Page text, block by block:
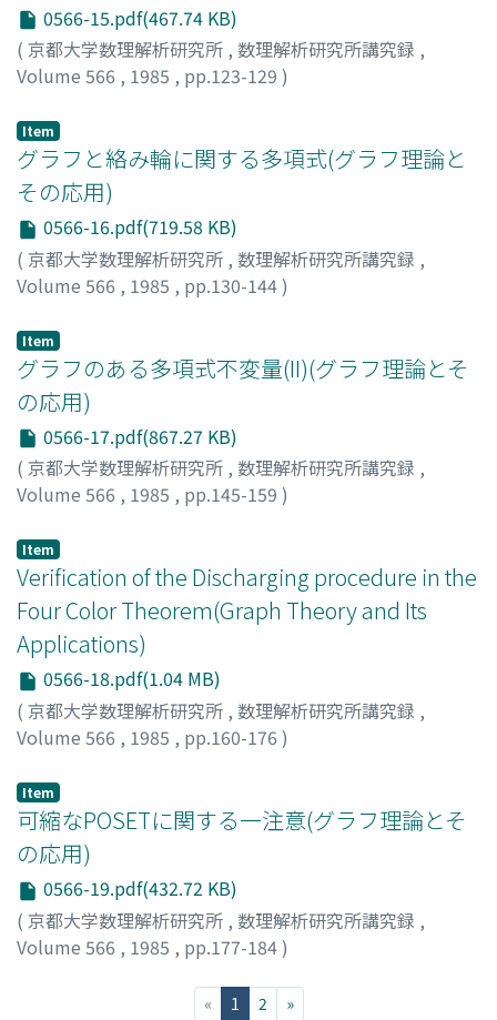
0566-15.pdf(467.74 KB)
( 京都大学数理解析研究所 , 数理解析研究所講究録 ,
Volume 566 , 1985 , pp.123-129 )
カツヒロ
Item
グラフと絡み輪に関する多項式(グラフ理論と
その応用)
0566-16.pdf(719.58 KB)
( 京都大学数理解析研究所 , 数理解析研究所講究録 ,
Volume 566 , 1985 , pp.130-144)
Item
グラフのある多項式不変量(II)(グラフ理論とそ
の応用)
0566-17.pdf(867.27 KB)
( 京都大学数理解析研究所 , 数理解析研究所講究録 ,
Volume 566 , 1985 , pp.145-159 )
Item
Verification of the Discharging procedure in the
Four Color Theorem(Graph Theory and Its
Applications)
0566-18.pdf(1.04 MB)
( 京都大学数理解析研究所 , 数理解析研究所講究録 ,
Volume 566 , 1985 , pp.160-176 )
Item
可縮なPOSETに関する一注意(グラフ理論とそ
の応用)
0566-19.pdf(432.72 KB)
( 京都大学数理解析研究所 , 数理解析研究所講究録 ,
Volume 566 , 1985 , pp.177-184)
コオリヤマ, アキラ ; ツチヤ, モリマサ
« 1 (current)
2 »